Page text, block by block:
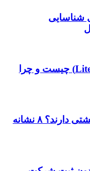
بیمه سهام با سود تضمینی ۲۰ درصدی آن هم فقط